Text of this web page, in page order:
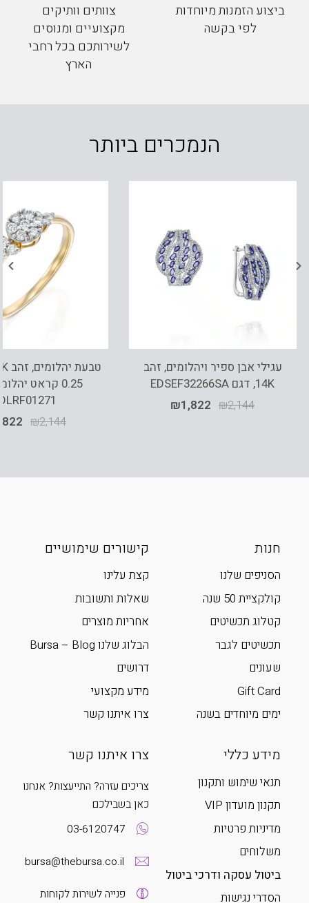
ביצוע הזמנות מיוחדות
לפי בקשה
צוותים וותיקים
מקצועיים ומנוסים
לשירותכם בכל רחבי
הארץ
הנמכרים ביותר
עגילי אבן ספיר ויהלומים, זהב
14K, דגם EDSEF32266SA
₪2,144
₪1,822
0.25 קראט
₪2,144
חנות
הסניפים שלנו
קולקציית 50 שנה
קטלוג תכשיטים
תכשיטים לגבר
שעונים
Gift Card
ימים מיוחדים בשנה
קישורים שימושיים
קצת עלינו
שאלות ותשובות
אחריות מוצרים
הבלוג שלנו Bursa – Blog
דרושים
מידע מקצועי
צרו איתנו קשר
מידע כללי
תנאי שימוש ותקנון
תקנון מועדון VIP
מדיניות פרטיות
משלוחים
ביטול עסקה ודרכי ביטול
הסדרי נגישות
צרו איתנו קשר
צריכים עזרה? התייעצות? אנחנו
כאן בשבילכם
03-6120747
bursa@thebursa.co.il
פנייה לשירות לקוחות